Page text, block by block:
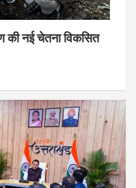
की नई चेतना विकसित